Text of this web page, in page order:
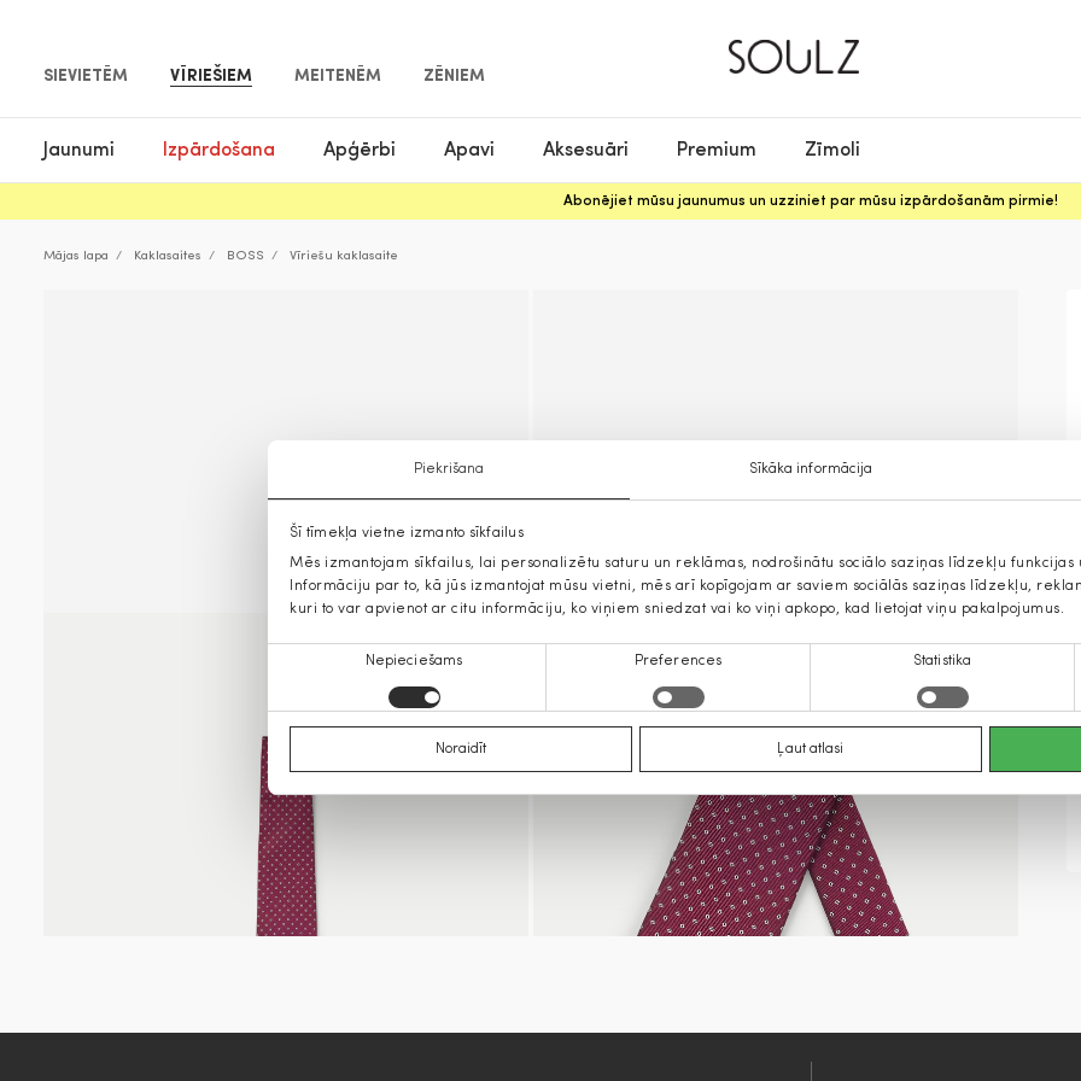
Piekrišana Sīkāka informācija
Šī tīmekļa vietne izmanto sīkfailus
Mēs izmantojam sīkfailus, lai personalizētu saturu un reklāmas, nodrošinātu sociālo saziņas līdzekļu funkcijas
Informāciju par to, kā jūs izmantojat mūsu vietni, mēs arī kopīgojam ar saviem sociālās saziņas līdzekļu,
kuri to var apvienot ar citu informāciju, ko viņiem sniedzat vai ko viņi apkopo, kad lietojat viņu pakalpojumus.
Nepieciešams Preferences Statistika
Noraidīt Ļaut atlasi
SIEVIETĒM VĪRIEŠIEM MEITENĒM ZĒNIEM
Jaunumi Izpārdošana Apģērbi Apavi Aksesuāri Premium Zīmoli
Abonējiet mūsu jaunumus un uzziniet par mūsu izpārdošanām pirmie!
Mājas lapa Kaklasaites BOSS Vīriešu kaklasaite